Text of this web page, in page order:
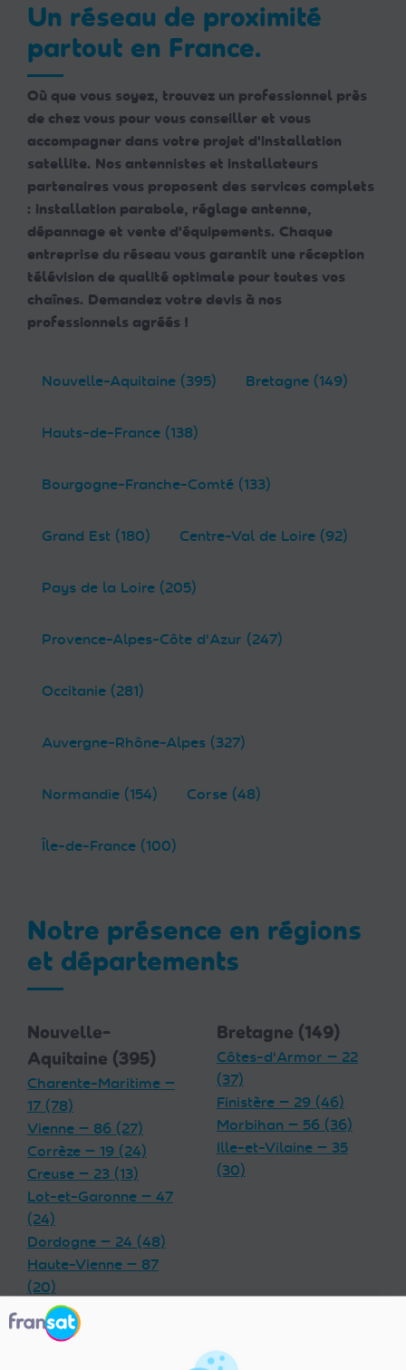
Un réseau de proximité
partout en France.
Où que vous soyez, trouvez un professionnel près
de chez vous pour vous conseiller et vous
accompagner dans votre projet d'installation
satellite. Nos antennistes et installateurs
partenaires vous proposent des services complets
: installation parabole, réglage antenne,
dépannage et vente d'équipements. Chaque
entreprise du réseau vous garantit une réception
télévision de qualité optimale pour toutes vos
chaînes. Demandez votre devis à nos
professionnels agréés !
Nouvelle-Aquitaine (395) Bretagne (149)
Hauts-de-France (138)
Bourgogne-Franche-Comté (133)
Grand Est (180) Centre-Val de Loire (92)
Pays de la Loire (205)
Provence-Alpes-Côte d'Azur (247)
Occitanie (281)
Auvergne-Rhône-Alpes (327)
Normandie (154) Corse (48)
Île-de-France (100)
Notre présence en régions
et départements
Nouvelle-
Aquitaine (395)
Charente-Maritime —
17 (78)
Vienne — 86 (27)
Corrèze — 19 (24)
Creuse — 23 (13)
Lot-et-Garonne — 47
(24)
Dordogne — 24 (48)
Haute-Vienne — 87
(20)
Charente — 16 (32)
Landes — 40 (33)
Bretagne (149)
Côtes-d'Armor — 22
(37)
Finistère — 29 (46)
Morbihan — 56 (36)
Ille-et-Vilaine — 35
(30)